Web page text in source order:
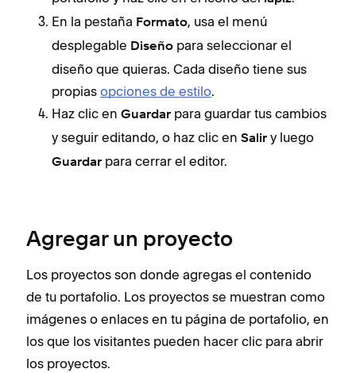
En la pestaña Formato, usa el menú
desplegable Diseño para seleccionar el
diseño que quieras. Cada diseño tiene sus
propias opciones de estilo.
Haz clic en Guardar para guardar tus cambios
y seguir editando, o haz clic en Salir y luego
Guardar para cerrar el editor.
Agregar un proyecto
Los proyectos son donde agregas el contenido
de tu portafolio. Los proyectos se muestran como
imágenes o enlaces en tu página de portafolio, en
los que los visitantes pueden hacer clic para abrir
los proyectos.